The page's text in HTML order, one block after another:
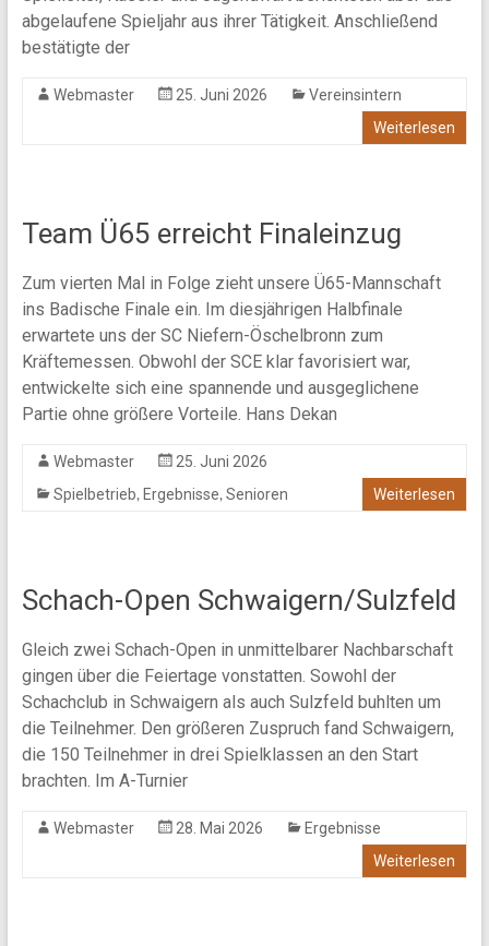
abgelaufene Spieljahr aus ihrer Tätigkeit. Anschließend
bestätigte der
Webmaster 25. Juni 2026
Vereinsintern
Weiterlesen
Team Ü65 erreicht Finaleinzug
Zum vierten Mal in Folge zieht unsere Ü65-Mannschaft
ins Badische Finale ein. Im diesjährigen Halbfinale
erwartete uns der SC Niefern-Öschelbronn zum
Kräftemessen. Obwohl der SCE klar favorisiert war,
entwickelte sich eine spannende und ausgeglichene
Partie ohne größere Vorteile. Hans Dekan
Webmaster
25. Juni 2026
Spielbetrieb, Ergebnisse, Senioren Weiterlesen
Schach-Open Schwaigern/Sulzfeld
Gleich zwei Schach-Open in unmittelbarer Nachbarschaft
gingen über die Feiertage vonstatten. Sowohl der
Schachclub in Schwaigern als auch Sulzfeld buhlten um
die Teilnehmer. Den größeren Zuspruch fand Schwaigern,
die 150 Teilnehmer in drei Spielklassen an den Start
brachten. Im A-Turnier
Webmaster 28. Mai 2026
Ergebnisse
Weiterlesen